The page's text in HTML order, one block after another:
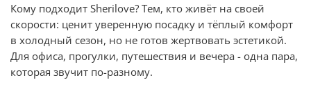
Кому подходит Sherilove? Тем, кто живёт на своей
скорости: ценит уверенную посадку и тёплый комфорт
в холодный сезон, но не готов жертвовать эстетикой.
Для офиса, прогулки, путешествия и вечера - одна пара,
которая звучит по-разному.